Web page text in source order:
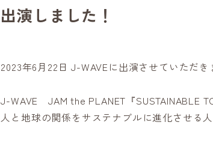
出演しました！
2023年6月22日 J-WAVEに出演させていただき
J-WAVE JAM the PLANET『SUSTAINABLE
人と地球の関係をサステナブルに進化させる